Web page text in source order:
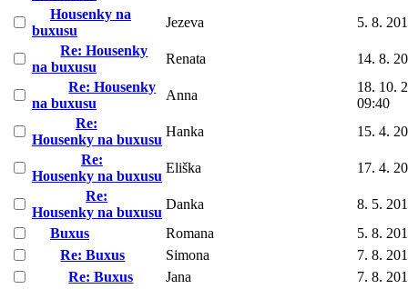
Housenky na
buxusu
Jezeva
5. 8.
Re: Housenky
na buxusu
Renata
14. 8.
Re: Housenky
na buxusu
Anna
18. 10.
09:40
Re:
Housenky na buxusu
Hanka
15. 4.
Re:
Housenky na buxusu
Eliška
17. 4.
Re:
Housenky na buxusu
Danka
8. 5.
Buxus
Romana
5. 8.
Re: Buxus
Simona
7. 8.
Re: Buxus
Jana
7. 8.